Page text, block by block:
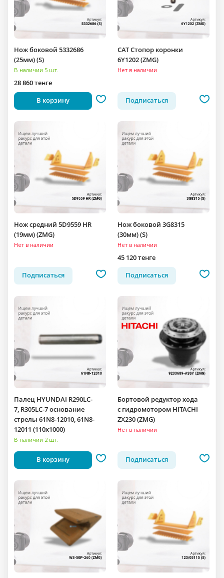
Нож боковой 5332686
(25мм) (S)
В наличии 5 шт.
28 860 тенге
В корзину
CAT Стопор коронки
6Y1202 (ZMG)
Нет в наличии
Подписаться
Нож средний 5D9559 HR
(19мм) (ZMG)
Нет в наличии
Подписаться
Нож боковой 3G8315
(30мм) (S)
Нет в наличии
45 120 тенге
Подписаться
Палец HYUNDAI R290LC-
7, R305LC-7 основание
стрелы 61N8-12010, 61N8-
12011 (110x1000)
В наличии 2 шт.
В корзину
Бортовой редуктор хода
c гидромотором HITACHI
ZX230 (ZMG)
Нет в наличии
Подписаться